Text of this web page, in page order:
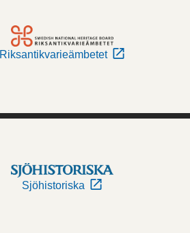
Riksantikvarieämbetet
Sjöhistoriska